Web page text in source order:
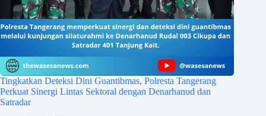
Tingkatkan Deteksi Dini Guantibmas, Polresta Tangerang
Perkuat Sinergi Lintas Sektoral dengan Denarhanud dan
Satradar